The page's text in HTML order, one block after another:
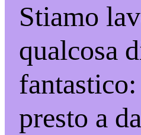
Stiamo
qualcosa
presto a